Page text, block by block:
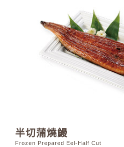
半切蒲燒鰻
Frozen Prepared Eel-Half Cut